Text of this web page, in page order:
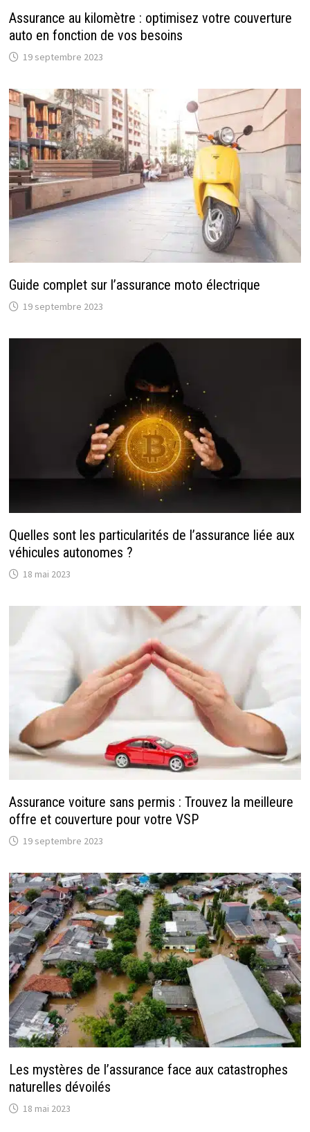
Assurance au kilomètre : optimisez votre couverture
auto en fonction de vos besoins
19 septembre 2023
Guide complet sur l’assurance moto électrique
19 septembre 2023
Quelles sont les particularités de l’assurance liée aux
véhicules autonomes ?
18 mai 2023
Assurance voiture sans permis : Trouvez la meilleure
offre et couverture pour votre VSP
19 septembre 2023
Les mystères de l’assurance face aux catastrophes
naturelles dévoilés
18 mai 2023